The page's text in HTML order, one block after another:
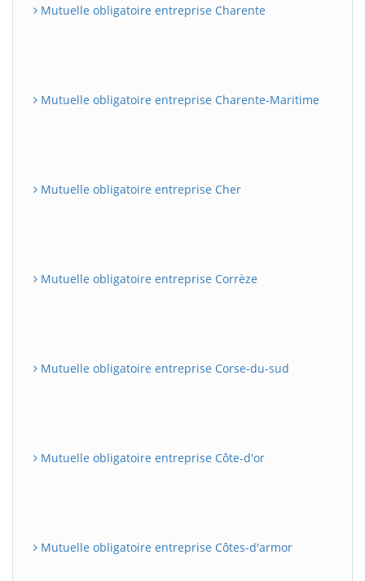
Mutuelle obligatoire entreprise Charente
Mutuelle obligatoire entreprise Charente-Maritime
Mutuelle obligatoire entreprise Cher
Mutuelle obligatoire entreprise Corrèze
Mutuelle obligatoire entreprise Corse-du-sud
Mutuelle obligatoire entreprise Côte-d'or
Mutuelle obligatoire entreprise Côtes-d'armor